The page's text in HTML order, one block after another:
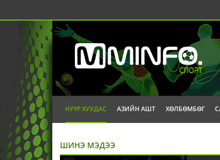
НҮҮР ХУУДАС АЗИЙН АШТ ХӨЛБӨМБӨГ
ШИНЭ МЭДЭЭ